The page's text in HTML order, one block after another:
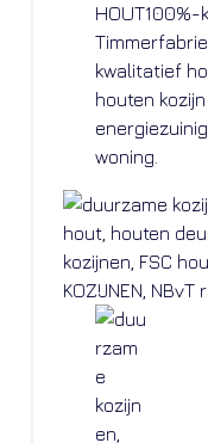
HOUT100%-
kwalitatief
houten
woning.